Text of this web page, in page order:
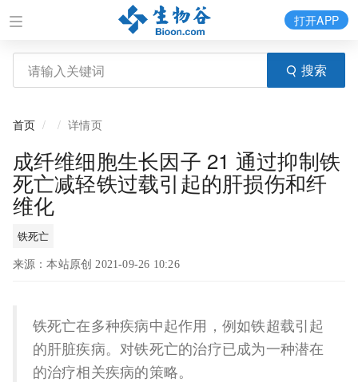
搜索
打开APP
首页 详情页
成纤维细胞生长因子 21 通过抑制铁
死亡减轻铁过载引起的肝损伤和纤
维化
铁死亡
来源：本站原创 2021-09-26 10:26
铁死亡在多种疾病中起作用，例如铁超载引起
的肝脏疾病。对铁死亡的治疗已成为一种潜在
的治疗相关疾病的策略。